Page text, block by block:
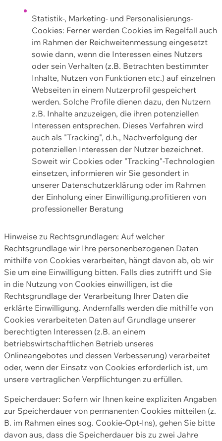
Statistik-, Marketing- und Personalisierungs-
Cookies: Ferner werden Cookies im Regelfall auch
im Rahmen der Reichweitenmessung eingesetzt
sowie dann, wenn die Interessen eines Nutzers
oder sein Verhalten (z.B. Betrachten bestimmter
Inhalte, Nutzen von Funktionen etc.) auf einzelnen
Webseiten in einem Nutzerprofil gespeichert
werden. Solche Profile dienen dazu, den Nutzern
z.B. Inhalte anzuzeigen, die ihren potenziellen
Interessen entsprechen. Dieses Verfahren wird
auch als "Tracking", d.h., Nachverfolgung der
potenziellen Interessen der Nutzer bezeichnet.
Soweit wir Cookies oder "Tracking"-Technologien
einsetzen, informieren wir Sie gesondert in
unserer Datenschutzerklärung oder im Rahmen
der Einholung einer Einwilligung.profitieren von
professioneller Beratung
Hinweise zu Rechtsgrundlagen: Auf welcher
Rechtsgrundlage wir Ihre personenbezogenen Daten
mithilfe von Cookies verarbeiten, hängt davon ab, ob wir
Sie um eine Einwilligung bitten. Falls dies zutrifft und Sie
in die Nutzung von Cookies einwilligen, ist die
Rechtsgrundlage der Verarbeitung Ihrer Daten die
erklärte Einwilligung. Andernfalls werden die mithilfe von
Cookies verarbeiteten Daten auf Grundlage unserer
berechtigten Interessen (z.B. an einem
betriebswirtschaftlichen Betrieb unseres
Onlineangebotes und dessen Verbesserung) verarbeitet
oder, wenn der Einsatz von Cookies erforderlich ist, um
unsere vertraglichen Verpflichtungen zu erfüllen.
Speicherdauer: Sofern wir Ihnen keine expliziten Angaben
zur Speicherdauer von permanenten Cookies mitteilen (z.
B. im Rahmen eines sog. Cookie-Opt-Ins), gehen Sie bitte
davon aus, dass die Speicherdauer bis zu zwei Jahre